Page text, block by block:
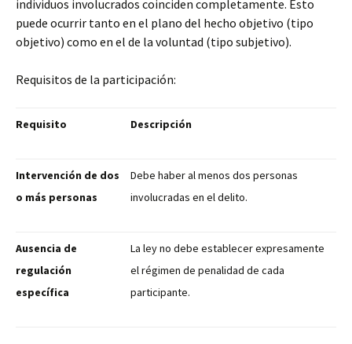
individuos involucrados coinciden completamente. Esto
puede ocurrir tanto en el plano del hecho objetivo (tipo
objetivo) como en el de la voluntad (tipo subjetivo).
Requisitos de la participación:
Requisito Descripción
Intervención de dos
o más personas
Debe haber al menos dos personas
involucradas en el delito.
Ausencia de
regulación
específica
La ley no debe establecer expresamente
el régimen de penalidad de cada
participante.